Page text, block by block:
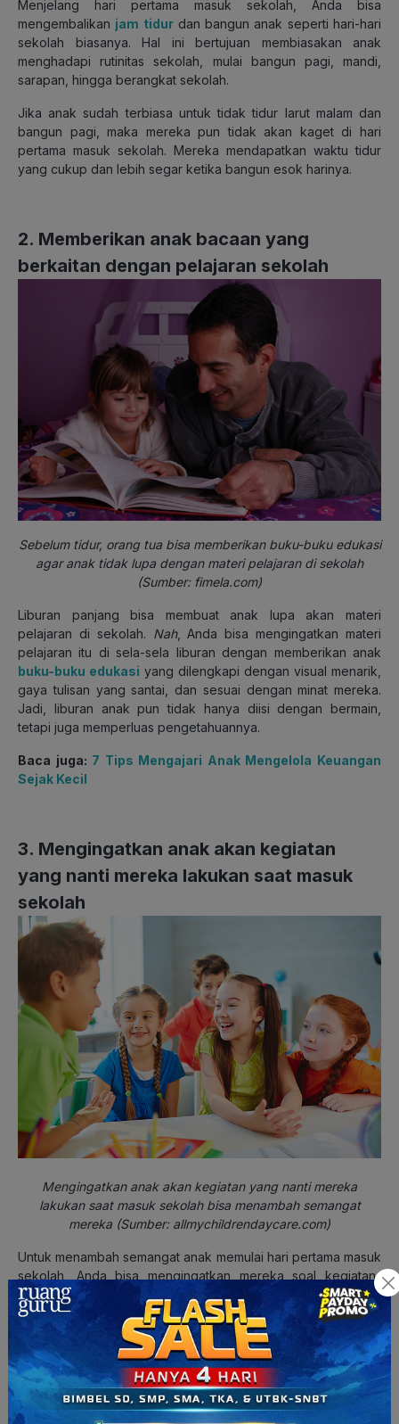
Menjelang hari pertama masuk sekolah, Anda bisa
mengembalikan jam tidurdan bangun anak seperti hari-hari
sekolah biasanya. Hal ini bertujuan membiasakan anak
menghadapi rutinitas sekolah, mulai bangun pagi, mandi,
sarapan, hingga berangkat sekolah.
Jika anak sudah terbiasa untuk tidak tidur larut malam dan
bangun pagi, maka mereka pun tidak akan kaget di hari
pertama masuk sekolah. Mereka mendapatkan waktu tidur
yang cukup dan lebih segar ketika bangun esok harinya.
2. Memberikan anak bacaan yang
berkaitan dengan pelajaran sekolah
Sebelum tidur, orang tua bisa memberikan buku-buku edukasi
agar anak tidak lupa dengan materi pelajaran di sekolah
(Sumber: fimela.com)
Liburan panjang bisa membuat anak lupa akan materi
pelajaran di sekolah. Nah, Anda bisa mengingatkan materi
pelajaran itu di sela-sela liburan dengan memberikan anak
buku-buku edukasi yang dilengkapi dengan visual menarik,
gaya tulisan yang santai, dan sesuai dengan minat mereka.
Jadi, liburan anak pun tidak hanya diisi dengan bermain,
tetapi juga memperluas pengetahuannya.
Baca juga: 7 Tips Mengajari Anak Mengelola Keuangan
Sejak Kecil
3. Mengingatkan anak akan kegiatan
yang nanti mereka lakukan saat masuk
sekolah
Mengingatkan anak akan kegiatan yang nanti mereka
lakukan saat masuk sekolah bisa menambah semangat
mereka (Sumber: allmychildrendaycare.com)
Untuk menambah semangat anak memulai hari pertama masuk
sekolah, Anda bisa mengingatkan mereka soal kegiatan-
kegiatan yang bisa mereka lakukan di sekolah, terutama
kegiatan yang mereka sukai dan melibatkan teman-temannya.
Anda juga bisa mengajak anak dan teman-temannya bertemu
dan bermain bersama di akhir liburan sekolah. Dengan begitu,
anak akan mengingat serunya menjalani rutinitas bersama
teman-teman dan tidak sabar bertemu mereka lagi di sekolah.